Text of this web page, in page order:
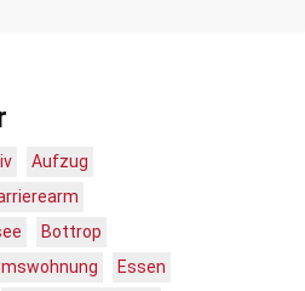
Aufzug
Bottrop
Essen